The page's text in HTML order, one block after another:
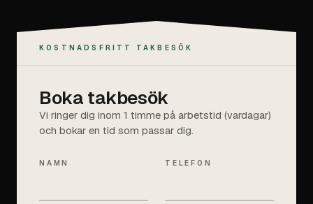
KOSTNADSFRITT TAKBESÖK
Boka takbesök
Vi ringer dig inom 1 timme på arbetstid (vardagar)
och bokar en tid som passar dig.
NAMN TELEFON